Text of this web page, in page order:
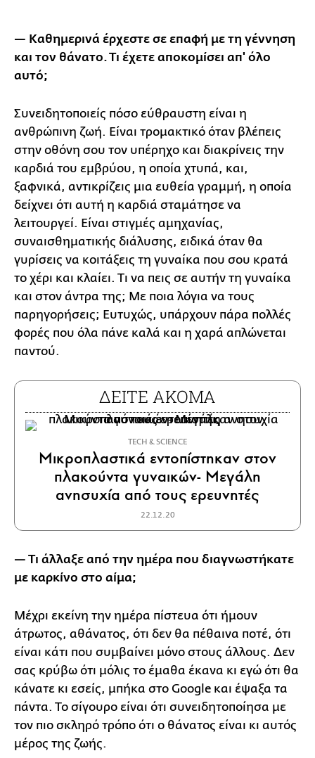
— Καθημερινά έρχεστε σε επαφή με τη γέννηση
και τον θάνατο. Τι έχετε αποκομίσει απ' όλο
αυτό;
Συνειδητοποιείς πόσο εύθραυστη είναι η
ανθρώπινη ζωή. Είναι τρομακτικό όταν βλέπεις
στην οθόνη σου τον υπέρηχο και διακρίνεις την
καρδιά του εμβρύου, η οποία χτυπά, και,
ξαφνικά, αντικρίζεις μια ευθεία γραμμή, η οποία
δείχνει ότι αυτή η καρδιά σταμάτησε να
λειτουργεί. Είναι στιγμές αμηχανίας,
συναισθηματικής διάλυσης, ειδικά όταν θα
γυρίσεις να κοιτάξεις τη γυναίκα που σου κρατά
το χέρι και κλαίει. Τι να πεις σε αυτήν τη γυναίκα
και στον άντρα της; Με ποια λόγια να τους
παρηγορήσεις; Ευτυχώς, υπάρχουν πάρα πολλές
φορές που όλα πάνε καλά και η χαρά απλώνεται
παντού.
ΔΕΙΤΕ ΑΚΟΜΑ
ΤECH & SCIENCE
Μικροπλαστικά εντοπίστηκαν στον
πλακούντα γυναικών- Μεγάλη
ανησυχία από τους ερευνητές
22.12.20
— Τι άλλαξε από την ημέρα που διαγνωστήκατε
με καρκίνο στο αίμα;
Μέχρι εκείνη την ημέρα πίστευα ότι ήμουν
άτρωτος, αθάνατος, ότι δεν θα πέθαινα ποτέ, ότι
είναι κάτι που συμβαίνει μόνο στους άλλους. Δεν
σας κρύβω ότι μόλις το έμαθα έκανα κι εγώ ότι θα
κάνατε κι εσείς, μπήκα στο Google και έψαξα τα
πάντα. Το σίγουρο είναι ότι συνειδητοποίησα με
τον πιο σκληρό τρόπο ότι ο θάνατος είναι κι αυτός
μέρος της ζωής.